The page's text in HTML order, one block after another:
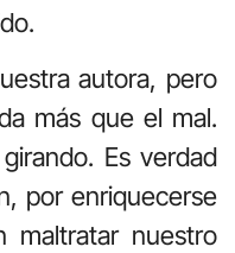
autora, pero
más que el mal.
Es verdad
por enriquecerse
maltratar nuestro